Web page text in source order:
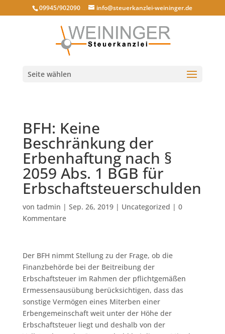
09945/902090 info@steuerkanzlei-weininger.de
Seite wählen
BFH: Keine
Beschränkung der
Erbenhaftung nach §
2059 Abs. 1 BGB für
Erbschaftsteuerschulden
von tadmin | Sep. 26, 2019| Uncategorized | 0
Kommentare
Der BFH nimmt Stellung zu der Frage, ob die
Finanzbehörde bei der Beitreibung der
Erbschaftsteuer im Rahmen der pflichtgemäßen
Ermessensausübung berücksichtigen, dass das
sonstige Vermögen eines Miterben einer
Erbengemeinschaft weit unter der Höhe der
Erbschaftsteuer liegt und deshalb von der